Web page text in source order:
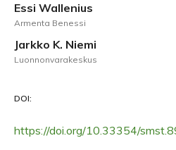
Essi Wallenius
Armenta Benessi
Jarkko K. Niemi
Luonnonvarakeskus
DOI:
https://doi.org/10.33354/